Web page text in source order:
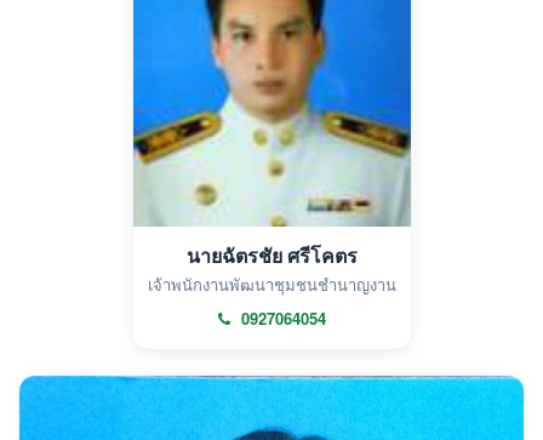
นายฉัตรชัย ศรีโคตร
เจ้าพนักงานพัฒนาชุมชนชำนาญงาน
0927064054